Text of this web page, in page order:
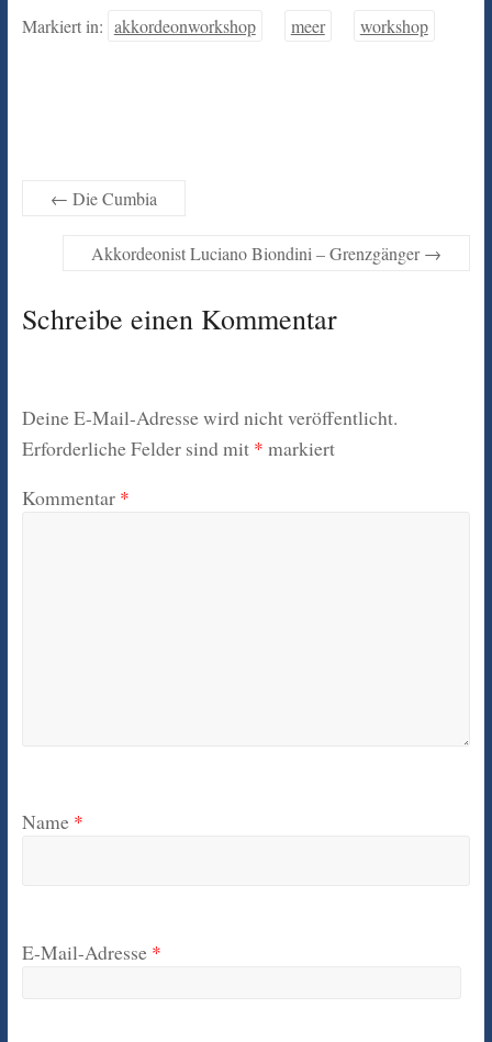
Markiert in: akkordeonworkshop meer workshop
← Die Cumbia
Akkordeonist Luciano Biondini – Grenzgänger→
Schreibe einen Kommentar
Deine E-Mail-Adresse wird nicht veröffentlicht.
Erforderliche Felder sind mit * markiert
Kommentar *
Name *
E-Mail-Adresse *